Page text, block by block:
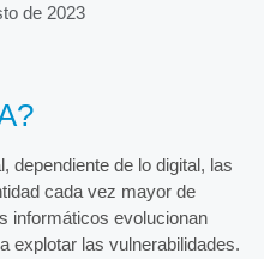
de 2023
dependiente de lo digital, las
cada vez mayor de
informáticos evolucionan
explotar las vulnerabilidades.